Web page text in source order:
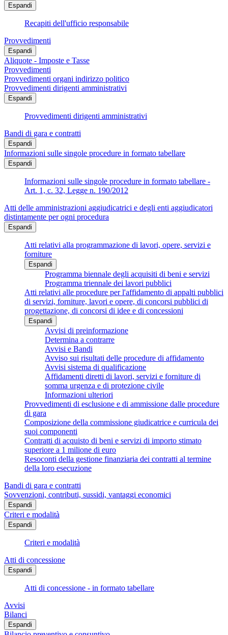
Espandi
Recapiti dell'ufficio responsabile
Provvedimenti
Espandi
Aliquote - Imposte e Tasse
Provvedimenti
Provvedimenti organi indirizzo politico
Provvedimenti dirigenti amministrativi
Espandi
Provvedimenti dirigenti amministrativi
Bandi di gara e contratti
Espandi
Informazioni sulle singole procedure in formato tabellare
Espandi
Informazioni sulle singole procedure in formato tabellare -
Art. 1, c. 32, Legge n. 190/2012
Atti delle amministrazioni aggiudicatrici e degli enti aggiudicatori
distintamente per ogni procedura
Espandi
Atti relativi alla programmazione di lavori, opere, servizi e
forniture
Espandi
Programma biennale degli acquisiti di beni e servizi
Programma triennale dei lavori pubblici
Atti relativi alle procedure per l'affidamento di appalti pubblici
di servizi, forniture, lavori e opere, di concorsi pubblici di
progettazione, di concorsi di idee e di concessioni
Espandi
Avvisi di preinformazione
Determina a contrarre
Avvisi e Bandi
Avviso sui risultati delle procedure di affidamento
Avvisi sistema di qualificazione
Affidamenti diretti di lavori, servizi e forniture di
somma urgenza e di protezione civile
Informazioni ulteriori
Provvedimenti di esclusione e di ammissione dalle procedure
di gara
Composizione della commissione giudicatrice e curricula dei
suoi componenti
Contratti di acquisto di beni e servizi di importo stimato
superiore a 1 milione di euro
Resoconti della gestione finanziaria dei contratti al termine
della loro esecuzione
Bandi di gara e contratti
Sovvenzioni, contributi, sussidi, vantaggi economici
Espandi
Criteri e modalità
Espandi
Criteri e modalità
Atti di concessione
Espandi
Atti di concessione - in formato tabellare
Avvisi
Bilanci
Espandi